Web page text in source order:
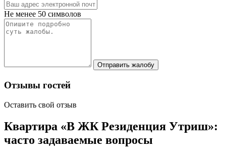
Не менее 50 символов
Отправить жалобу
Отзывы гостей
Оставить свой отзыв
Квартира «В ЖК Резиденция Утриш»:
часто задаваемые вопросы